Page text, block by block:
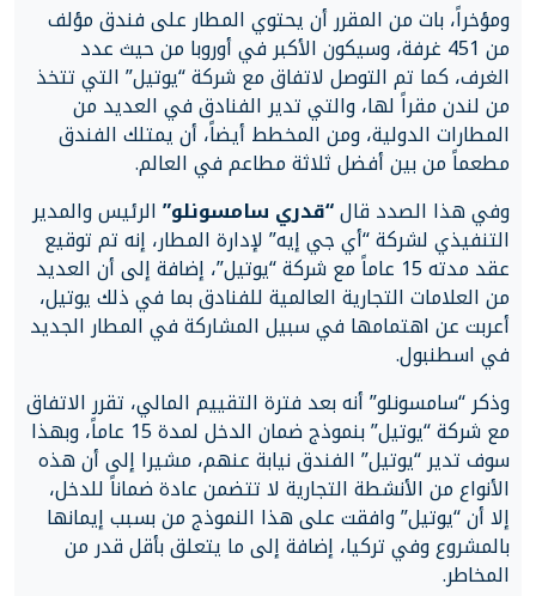
ومؤخراً، بات من المقرر أن يحتوي المطار على فندق مؤلف
من 451 غرفة، وسيكون الأكبر في أوروبا من حيث عدد
الغرف، كما تم التوصل لاتفاق مع شركة “يوتيل” التي تتخذ
من لندن مقراً لها، والتي تدير الفنادق في العديد من
المطارات الدولية، ومن المخطط أيضاً، أن يمتلك الفندق
مطعماً من بين أفضل ثلاثة مطاعم في العالم.
وفي هذا الصدد قال“قدري سامسونلو”الرئيس والمدير
التنفيذي لشركة “أي جي إيه” لإدارة المطار، إنه تم توقيع
عقد مدته 15 عاماً مع شركة “يوتيل”، إضافة إلى أن العديد
من العلامات التجارية العالمية للفنادق بما في ذلك يوتيل،
أعربت عن اهتمامها في سبيل المشاركة في المطار الجديد
في اسطنبول.
وذكر “سامسونلو” أنه بعد فترة التقييم المالي، تقرر الاتفاق
مع شركة “يوتيل” بنموذج ضمان الدخل لمدة 15 عاماً، وبهذا
سوف تدير “يوتيل” الفندق نيابة عنهم، مشيرا إلى أن هذه
الأنواع من الأنشطة التجارية لا تتضمن عادة ضماناً للدخل،
إلا أن “يوتيل” وافقت على هذا النموذج من بسبب إيمانها
بالمشروع وفي تركيا، إضافة إلى ما يتعلق بأقل قدر من
المخاطر.